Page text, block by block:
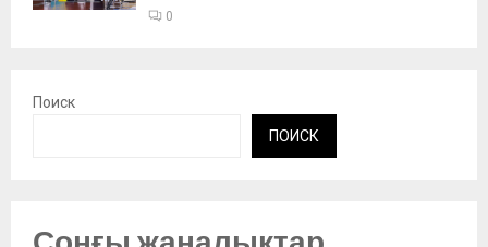
0
Поиск
ПОИСК